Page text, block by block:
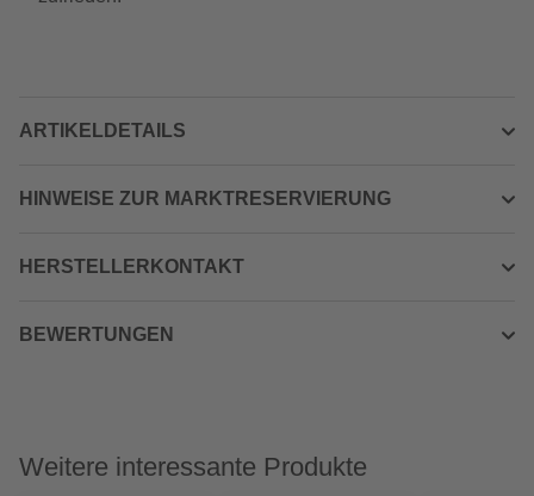
ARTIKELDETAILS
HINWEISE ZUR MARKTRESERVIERUNG
HERSTELLERKONTAKT
BEWERTUNGEN
Weitere interessante Produkte